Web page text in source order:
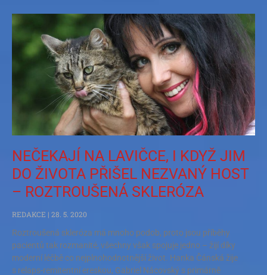
NEČEKAJÍ NA LAVIČCE, I KDYŽ JIM
DO ŽIVOTA PŘIŠEL NEZVANÝ HOST
– ROZTROUŠENÁ SKLERÓZA
REDAKCE
28. 5. 2020
Roztroušená skleróza má mnoho podob, proto jsou příběhy
pacientů tak rozmanité, všechny však spojuje jedno – žijí díky
moderní léčbě co nejplnohodnotnější život. Hanka Čánská žije
s relaps-remitentní ereskou, Gabriel Nácovský s primárně